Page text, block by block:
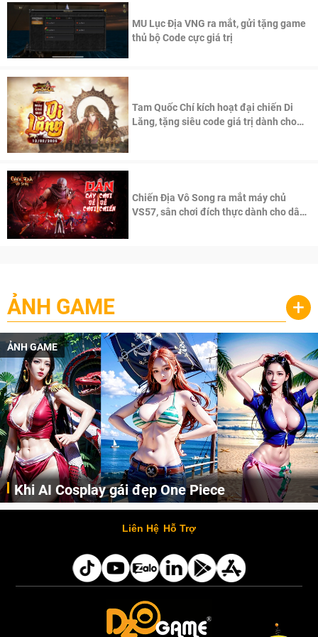
MU Lục Địa VNG ra mắt, gửi tặng game
thủ bộ Code cực giá trị
Tam Quốc Chí kích hoạt đại chiến Di
Lăng, tặng siêu code giá trị dành cho
Chiến Địa Vô Song ra mắt máy chủ
VS57, sân chơi đích thực dành cho dân
ẢNH GAME +
ẢNH GAME
Khi AI Cosplay gái đẹp One Piece
Những cô nàng nóng bỏng Boa Hancock, Nico Robin, Nami, Yamato hay Perona được AI vẽ lại dưới hình thức Cosplay cực kỳ chuẩn chỉnh.
Liên Hệ Hỗ Trợ